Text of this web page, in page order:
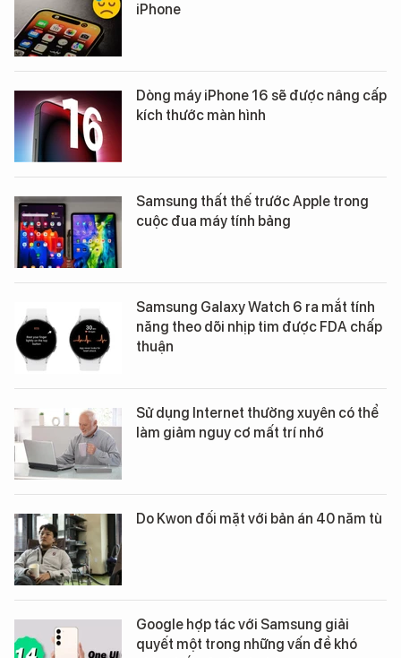
iPhone
Dòng máy iPhone 16 sẽ được nâng cấp
kích thước màn hình
Samsung thất thế trước Apple trong
cuộc đua máy tính bảng
Samsung Galaxy Watch 6 ra mắt tính
năng theo dõi nhịp tim được FDA chấp
thuận
Sử dụng Internet thường xuyên có thể
làm giảm nguy cơ mất trí nhớ
Do Kwon đối mặt với bản án 40 năm tù
Google hợp tác với Samsung giải
quyết một trong những vấn đề khó